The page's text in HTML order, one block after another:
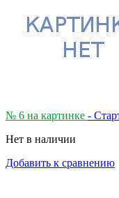
№ 6 на картинке -
Нет в наличии
Добавить к сравнению